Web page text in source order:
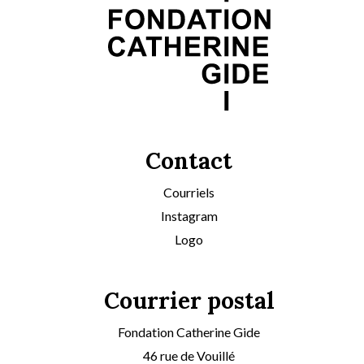
Contact
Courriels
Instagram
Logo
Courrier postal
Fondation Catherine Gide
46 rue de Vouillé